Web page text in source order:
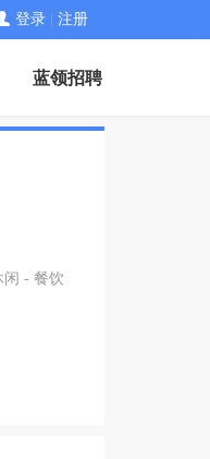
登录 注册
蓝领招聘
闲 - 餐饮